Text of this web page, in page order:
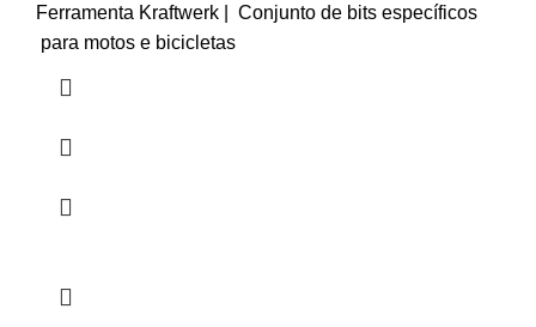
Ferramenta Kraftwerk | Conjunto de bits específicos
para motos e bicicletas